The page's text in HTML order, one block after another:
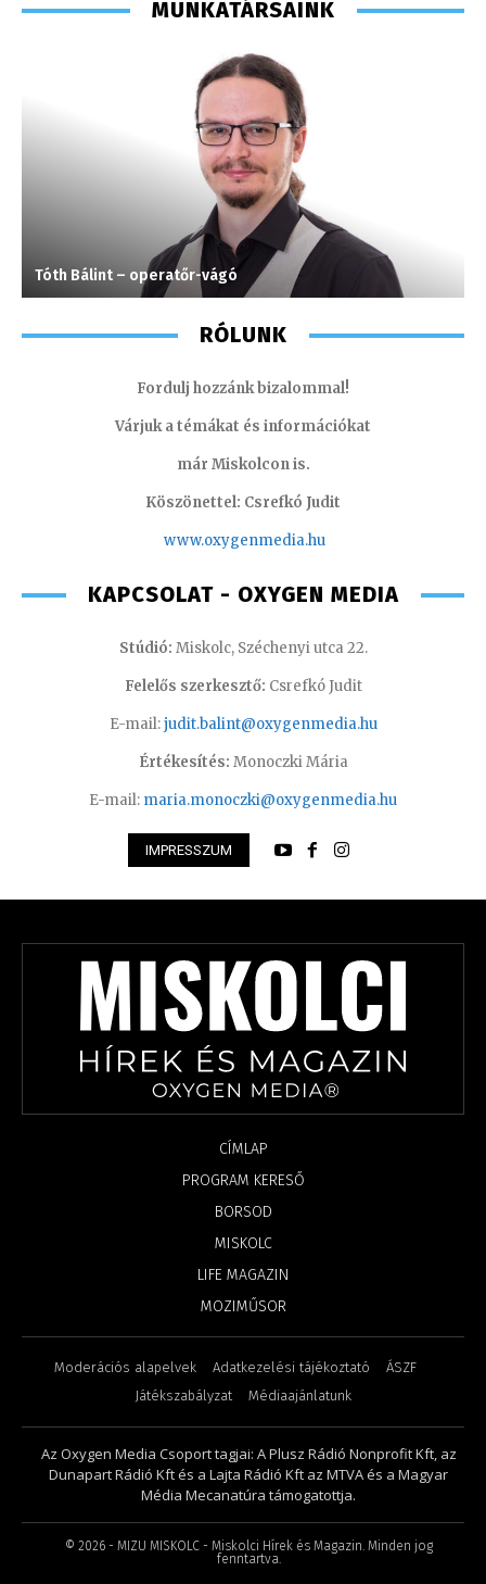
MUNKATÁRSAINK
Tóth Bálint – operatőr-vágó
RÓLUNK
Fordulj hozzánk bizalommal!
Várjuk a témákat és információkat
már Miskolcon is.
Köszönettel: Csrefkó Judit
www.oxygenmedia.hu
KAPCSOLAT - OXYGEN MEDIA
Stúdió: Miskolc, Széchenyi utca 22.
Felelős szerkesztő: Csrefkó Judit
E-mail:judit.balint@oxygenmedia.hu
Értékesítés: Monoczki Mária
E-mail: maria.monoczki@oxygenmedia.hu
IMPRESSZUM
CÍMLAP
PROGRAM KERESŐ
BORSOD
MISKOLC
LIFE MAGAZIN
MOZIMŰSOR
Moderációs alapelvek Adatkezelési tájékoztató
ÁSZF
Játékszabályzat
Médiaajánlatunk
Az Oxygen Media Csoport tagjai: A Plusz Rádió Nonprofit Kft, az
Dunapart Rádió Kft és a Lajta Rádió Kft az MTVA és a Magyar
Média Mecanatúra támogatottja.
© 2026- MIZU MISKOLC - Miskolci Hírek és Magazin. Minden jog
fenntartva.